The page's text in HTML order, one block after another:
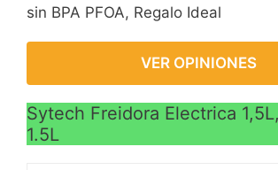
sin BPA PFOA, Regalo Ideal
VER OPINIONES
Sytech Freidora Electrica
1.5L